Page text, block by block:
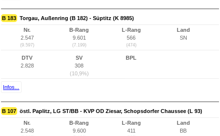
B 183 Torgau, Außenring (B 182) - Süptitz (K 8985)
Nr.
2.547
(9.597)
B-Rang
9.601
(7.199)
L-Rang
566
(474)
Land
SN
DTV
2.828
SV
308
(10,9%)
BPL
Infos...
B 107 östl. Paplitz, LG ST/BB - KVP OD Ziesar, Schopsdorfer Chaussee (L 93)
Nr.
2.548
B-Rang
9.600
L-Rang
411
Land
BB